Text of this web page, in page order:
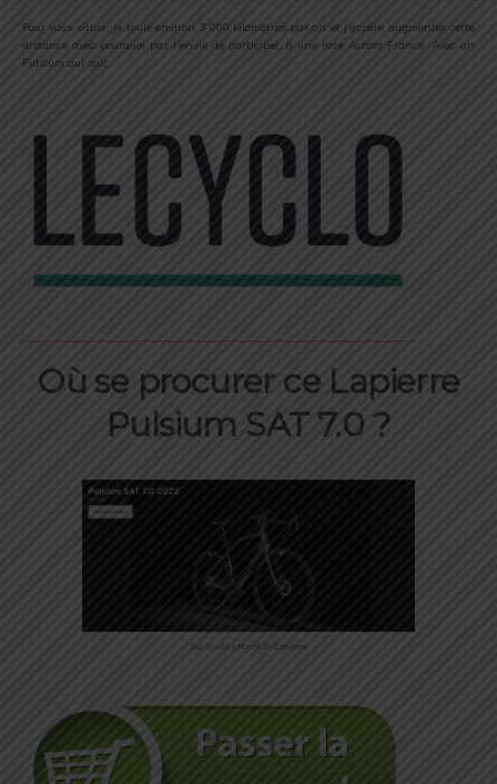
Pour vous situer, je roule environ 3 000 kilomètres par an et j’espère augmenter cette
distance avec pourquoi pas l’envie de participer, à une race Across France. Avec un
Pulsium qui sait.
Où se procurer ce Lapierre
Pulsium SAT 7.0 ?
Sur le site officiel de Lapierre